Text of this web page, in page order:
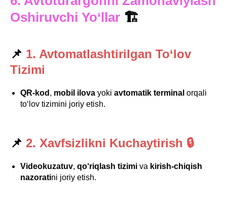
Oshiruvchi Yo‘llar 🏗
📌 1. Avtomatlashtirilgan To‘lov
Tizimi
QR-kod , mobil ilova yoki avtomatik terminal orqali
to‘lov tizimini joriy etish.
📌 2. Xavfsizlikni Kuchaytirish 🔒
Videokuzatuv, qo‘riqlash tizimi va kirish-chiqish
nazoratini joriy etish.